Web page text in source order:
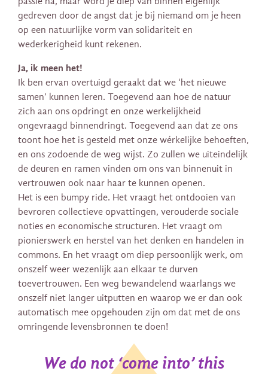
gedreven door de angst dat je bij niemand om je heen
op een natuurlijke vorm van solidariteit en
wederkerigheid kunt rekenen.
Ja, ik meen het!
Ik ben ervan overtuigd geraakt dat we ‘het nieuwe
samen’ kunnen leren. Toegevend aan hoe de natuur
zich aan ons opdringt en onze werkelijkheid
ongevraagd binnendringt. Toegevend aan dat ze ons
toont hoe het is gesteld met onze wérkelijke behoeften,
en ons zodoende de weg wijst. Zo zullen we uiteindelijk
de deuren en ramen vinden om ons van binnenuit in
vertrouwen ook naar haar te kunnen openen.
Het is een bumpy ride. Het vraagt het ontdooien van
bevroren collectieve opvattingen, verouderde sociale
noties en economische structuren. Het vraagt om
pionierswerk en herstel van het denken en handelen in
commons. En het vraagt om diep persoonlijk werk, om
onszelf weer wezenlijk aan elkaar te durven
toevertrouwen. Een weg bewandelend waarlangs we
onszelf niet langer uitputten en waarop we er dan ook
automatisch mee opgehouden zijn om dat met de ons
omringende levensbronnen te doen!
We do not ‘come into’ this